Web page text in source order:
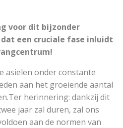
voor dit bijzonder
een cruciale fase inluidt
asielen onder constante
aan het groeiende aantal
herinnering: dankzij dit
jaar zal duren, zal ons
aan de normen van